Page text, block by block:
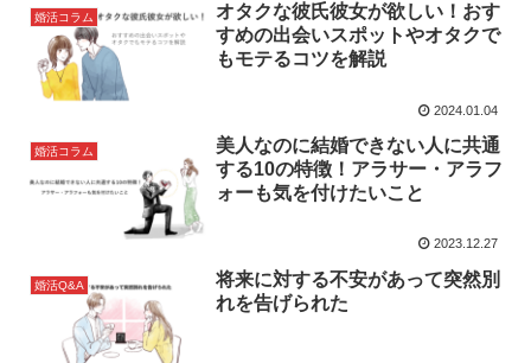
婚活コラム
オタクな彼氏彼女が欲しい！おす
すめの出会いスポットやオタクで
もモテるコツを解説
2024.01.04
婚活コラム
美人なのに結婚できない人に共通
する10の特徴！アラサー・アラフ
ォーも気を付けたいこと
2023.12.27
婚活Q&A
将来に対する不安があって突然別
れを告げられた